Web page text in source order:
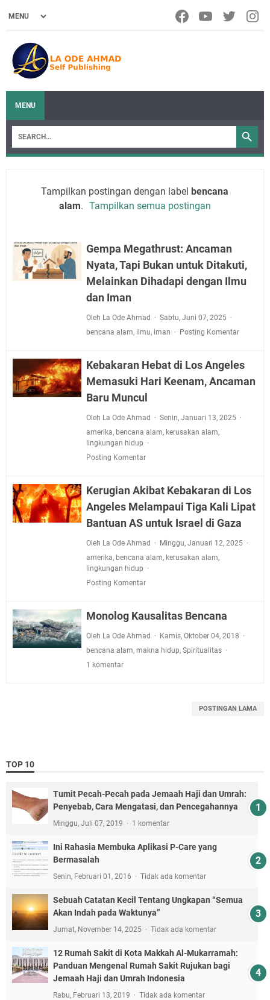
MENU
Tampilkan postingan dengan labelbencana
alam. Tampilkan semua postingan
Gempa Megathrust: Ancaman
Nyata, Tapi Bukan untuk Ditakuti,
Melainkan Dihadapi dengan Ilmu
dan Iman
Oleh La Ode Ahmad
Sabtu, Juni 07, 2025
bencana alam, ilmu, iman Posting Komentar
Kebakaran Hebat di Los Angeles
Memasuki Hari Keenam, Ancaman
Baru Muncul
Oleh La Ode Ahmad
Senin, Januari 13, 2025
amerika, bencana alam, kerusakan alam,
lingkungan hidup
Posting Komentar
Kerugian Akibat Kebakaran di Los
Angeles Melampaui Tiga Kali Lipat
Bantuan AS untuk Israel di Gaza
Oleh La Ode Ahmad
Minggu, Januari 12, 2025
amerika, bencana alam, kerusakan alam,
lingkungan hidup
Posting Komentar
Monolog Kausalitas Bencana
Oleh La Ode Ahmad
Kamis, Oktober 04, 2018
bencana alam, makna hidup, Spiritualitas
1 komentar
POSTINGAN LAMA
TOP 10
Tumit Pecah-Pecah pada Jemaah Haji dan Umrah:
Penyebab, Cara Mengatasi, dan Pencegahannya
Minggu, Juli 07, 2019 1 komentar
Ini Rahasia Membuka Aplikasi P-Care yang
Bermasalah
Senin, Februari 01, 2016 Tidak ada komentar
Sebuah Catatan Kecil Tentang Ungkapan “Semua
Akan Indah pada Waktunya”
Jumat, November 14, 2025 Tidak ada komentar
12 Rumah Sakit di Kota Makkah Al-Mukarramah:
Panduan Mengenal Rumah Sakit Rujukan bagi
Jemaah Haji dan Umrah Indonesia
Rabu, Februari 13, 2019 Tidak ada komentar